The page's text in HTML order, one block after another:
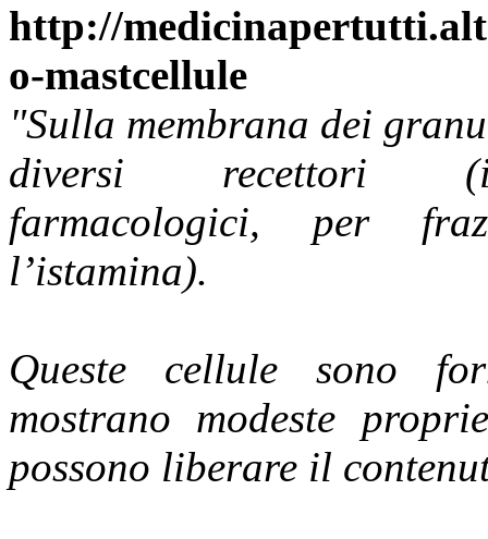
http://
o-mastcellule
"Sulla membrana dei
diversi recettori
farmacologici, per
l’istamina).
Queste cellule sono
mostrano modeste
possono liberare il